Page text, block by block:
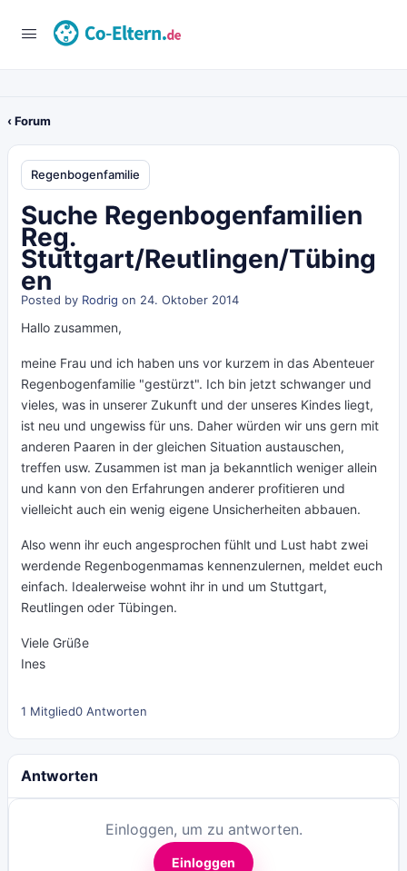
‹ Forum
Regenbogenfamilie
Suche Regenbogenfamilien
Reg.
Stuttgart/Reutlingen/Tübing
en
Posted by Rodrig on 24. Oktober 2014
Hallo zusammen,
meine Frau und ich haben uns vor kurzem in das Abenteuer
Regenbogenfamilie "gestürzt". Ich bin jetzt schwanger und
vieles, was in unserer Zukunft und der unseres Kindes liegt,
ist neu und ungewiss für uns. Daher würden wir uns gern mit
anderen Paaren in der gleichen Situation austauschen,
treffen usw. Zusammen ist man ja bekanntlich weniger allein
und kann von den Erfahrungen anderer profitieren und
vielleicht auch ein wenig eigene Unsicherheiten abbauen.
Also wenn ihr euch angesprochen fühlt und Lust habt zwei
werdende Regenbogenmamas kennenzulernen, meldet euch
einfach. Idealerweise wohnt ihr in und um Stuttgart,
Reutlingen oder Tübingen.
Viele Grüße
Ines
1 Mitglied0 Antworten
Antworten
Einloggen, um zu antworten.
Einloggen